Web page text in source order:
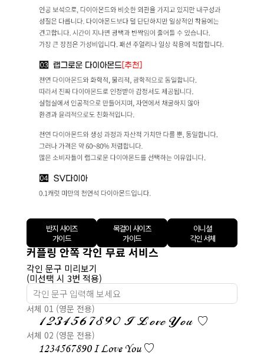
반지 사이즈
가이드
목걸이 사이즈
가이드
이니셜
각인 서체
커플링 안쪽 각인 무료 서비스
각인 문구 미리보기
(미선택 시 3번 적용)
서체 01 (영문 전용)
1234567890 I Love You ♡
서체 02 (영문 전용)
1234567890 I Love You ♡